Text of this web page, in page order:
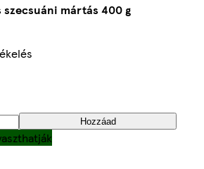
mártás 400 g
Hozzáad